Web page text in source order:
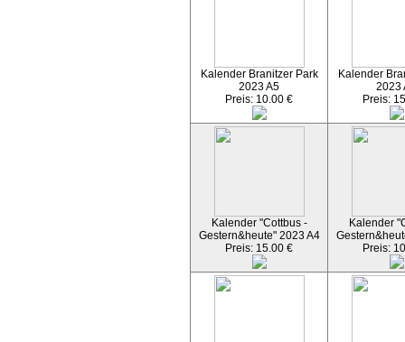
Kalender Branitzer Park
2023 A5
Preis: 10.00 €
Kalender
2023
Preis:
Kalender "Cottbus -
Gestern&heute" 2023 A4
Preis: 15.00 €
Kalender
Preis: